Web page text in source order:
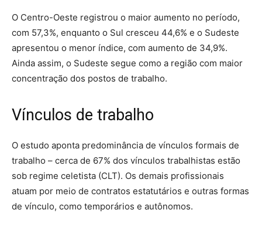
O Centro-Oeste registrou o maior aumento no período,
com 57,3%, enquanto o Sul cresceu 44,6% e o Sudeste
apresentou o menor índice, com aumento de 34,9%.
Ainda assim, o Sudeste segue como a região com maior
concentração dos postos de trabalho.
Vínculos de trabalho
O estudo aponta predominância de vínculos formais de
trabalho – cerca de 67% dos vínculos trabalhistas estão
sob regime celetista (CLT). Os demais profissionais
atuam por meio de contratos estatutários e outras formas
de vínculo, como temporários e autônomos.